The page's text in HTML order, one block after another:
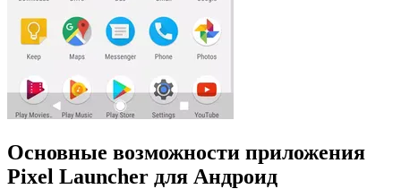
Основные возможности приложения
Pixel Launcher для Андроид